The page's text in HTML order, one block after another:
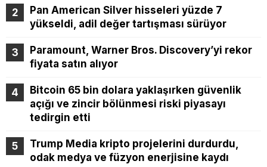
Pan American Silver hisseleri yüzde 7
yükseldi, adil değer tartışması sürüyor
Paramount, Warner Bros. Discovery’yi rekor
fiyata satın alıyor
Bitcoin 65 bin dolara yaklaşırken güvenlik
açığı ve zincir bölünmesi riski piyasayı
tedirgin etti
Trump Media kripto projelerini durdurdu,
odak medya ve füzyon enerjisine kaydı